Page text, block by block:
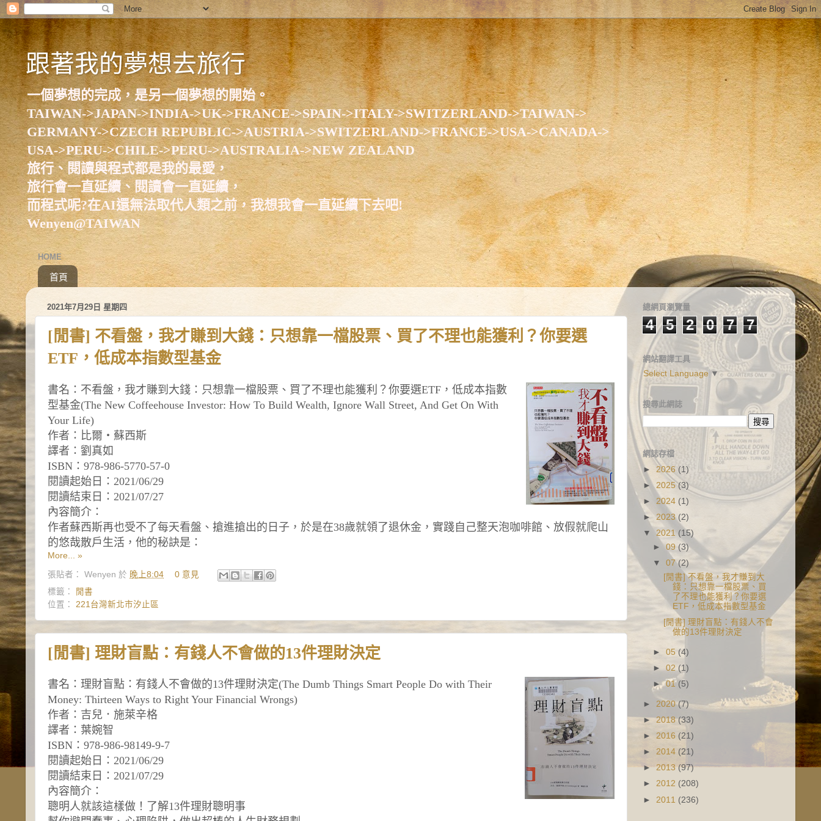
跟著我的夢想去旅行
一個夢想的完成，是另一個夢想的開始。
TAIWAN->JAPAN->INDIA->UK->FRANCE->SPAIN->ITALY->SWITZERLAND->TAIWAN->
GERMANY->CZECH REPUBLIC->AUSTRIA->SWITZERLAND->FRANCE->USA->CANADA->
USA->PERU->CHILE->PERU->AUSTRALIA->NEW ZEALAND
旅行、閱讀與程式都是我的最愛，
旅行會一直延續、閱讀會一直延續，
而程式呢?在AI還無法取代人類之前，我想我會一直延續下去吧!
Wenyen@TAIWAN
HOME
首頁
2021年7月29日 星期四
[閒書] 不看盤，我才賺到大錢：只想靠一檔股票、買了不理也能獲利？你要選
ETF，低成本指數型基金
書名：不看盤，我才賺到大錢：只想靠一檔股票、買了不理也能獲利？你要選ETF，低成本指數
型基金(The New Coffeehouse Investor: How To Build Wealth, Ignore Wall Street, And Get On With
Your Life)
作者：比爾‧蘇西斯
譯者：劉真如
ISBN：978-986-5770-57-0
閱讀起始日：2021/06/29
閱讀結束日：2021/07/27
內容簡介：
作者蘇西斯再也受不了每天看盤、搶進搶出的日子，於是在38歲就領了退休金，實踐自己整天泡咖啡館、放假就爬山
的悠哉散戶生活，他的秘訣是：
More... »
張貼者： Wenyen 於 晚上8:04
0 意見
標籤：
閒書
位置： 221台灣新北市汐止區
[閒書] 理財盲點：有錢人不會做的13件理財決定
書名：理財盲點：有錢人不會做的13件理財決定(The Dumb Things Smart People Do with Their
Money: Thirteen Ways to Right Your Financial Wrongs)
作者：吉兒．施萊辛格
譯者：葉婉智
ISBN：978-986-98149-9-7
閱讀起始日：2021/06/29
閱讀結束日：2021/07/29
內容簡介：
聰明人就該這樣做！了解13件理財聰明事
總網頁瀏覽量
4 5 2 0 7 7
網站翻譯工具
Select Language ▼
搜尋此網誌
網誌存檔
► 2026 (1)
► 2025(3)
► 2024 (1)
► 2023 (2)
▼ 2021 (15)
►09(3)
▼07(2)
[閒書] 不看盤，我才賺到大
錢：只想靠一檔股票、買
了不理也能獲利？你要選
ETF，低成本指數型基金
[閒書] 理財盲點：有錢人不會
做的13件理財決定
►05 (4)
►02 (1)
►01 (5)
► 2020(7)
►2018(33)
► 2016 (21)
► 2014 (21)
►2013 (97)
► 2012 (208)
► 2011 (236)